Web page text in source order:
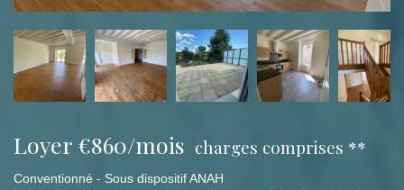
Loyer €860/mois charges comprises **
Conventionné - Sous dispositif ANAH